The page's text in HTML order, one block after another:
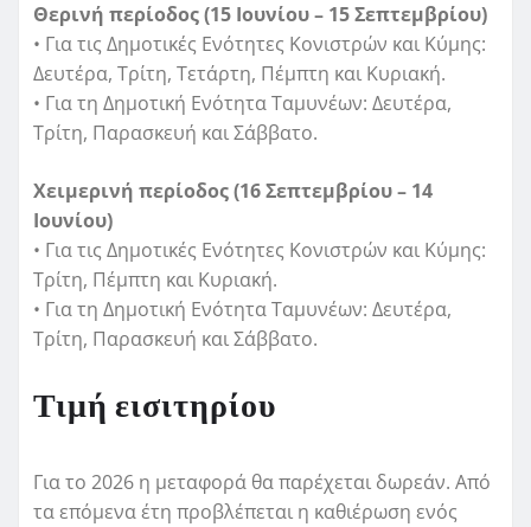
Θερινή περίοδος (15 Ιουνίου – 15 Σεπτεμβρίου)
• Για τις Δημοτικές Ενότητες Κονιστρών και Κύμης:
Δευτέρα, Τρίτη, Τετάρτη, Πέμπτη και Κυριακή.
• Για τη Δημοτική Ενότητα Ταμυνέων: Δευτέρα,
Τρίτη, Παρασκευή και Σάββατο.
Χειμερινή περίοδος (16 Σεπτεμβρίου – 14
Ιουνίου)
• Για τις Δημοτικές Ενότητες Κονιστρών και Κύμης:
Τρίτη, Πέμπτη και Κυριακή.
• Για τη Δημοτική Ενότητα Ταμυνέων: Δευτέρα,
Τρίτη, Παρασκευή και Σάββατο.
Τιμή εισιτηρίου
Για το 2026 η μεταφορά θα παρέχεται δωρεάν. Από
τα επόμενα έτη προβλέπεται η καθιέρωση ενός